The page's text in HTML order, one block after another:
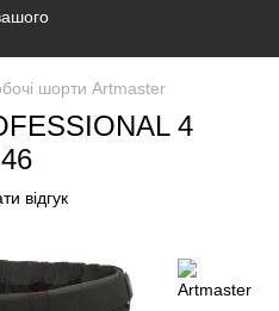
шорти Artmaster
4
відгук